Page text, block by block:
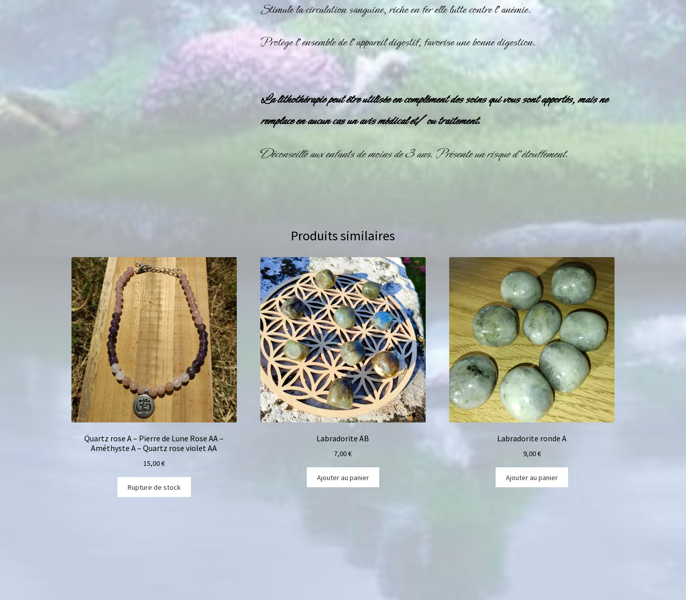
Stimule la circulation sanguine, riche en fer elle lutte contre l’anémie.
Protège l’ensemble de l’appareil digestif, favorise une bonne digestion.
La lithothérapie peut être utilisée en complément des soins qui vous sont apportés, mais ne
remplace en aucun cas un avis médical et/ ou traitement.
Déconseillé aux enfants de moins de 3 ans. Présente un risque d’étouffement.
Produits similaires
Quartz rose A – Pierre de Lune Rose AA –
Améthyste A – Quartz rose violet AA
15,00€
Rupture de stock
Labradorite AB
7,00€
Ajouter au panier
Labradorite ronde A
9,00€
Ajouter au panier